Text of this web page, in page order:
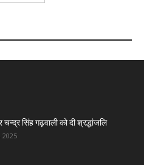
चन्द्र सिंह गढ़वाली को दी श्रद्धांजलि